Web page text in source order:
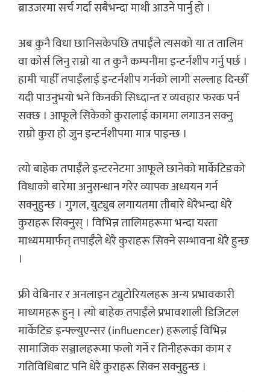
ब्राउजरमा सर्च गर्दा सबैभन्दा माथी आउने पार्नु हो ।
अब कुनै विधा छानिसकेपछि तपाईँले त्यसको या त तालिम
वा कोर्स लिनु राम्रो या त कुनै कम्पनीमा इन्टर्नशीप गर्नु पर्छ ।
हामी चाहीँ तपाईँलाई इन्टर्नशीप गर्नको लागी सल्लाह दिन्छौँ
यदी पाउनुभयो भने किनकी सिध्दान्त र व्यवहार फरक पर्न
सक्छ । आफूले सिकेको कुरालाई काममा लगाउन सक्नु
राम्रो कुरा हो जुन इन्टर्नशीपमा मात्र पाइन्छ ।
त्यो बाहेक तपाईँले इन्टरनेटमा आफूले छानेको मार्केटिङको
विधाको बारेमा अनुसन्धान गरेर व्यापक अध्ययन गर्न
सक्नुहुन्छ । गुगल, युट्युब लगायतमा तीबारे धेरैभन्दा धेरै
कुराहरू सिक्नुस् । विभिन्न तालिमहरूमा भन्दा यस्ता
माध्यममार्फत् तपाईँले धेरै कुराहरू सिक्ने सम्भावना धेरै हुन्छ
।
फ्री वेबिनार र अनलाइन ट्युटोरियलहरू अन्य प्रभावकारी
माध्यमहरू हुन् । त्यो बाहेक तपाईँले प्रभावशाली डिजिटल
मार्केटिङ इन्फ्ल्युएन्सर (influencer) हरूलाई विभिन्न
सामाजिक सञ्जालहरूमा फलो गर्ने र तिनीहरूका काम र
गतिविधिबाट पनि धेरै कुराहरू सिक्न सक्नुहुन्छ ।